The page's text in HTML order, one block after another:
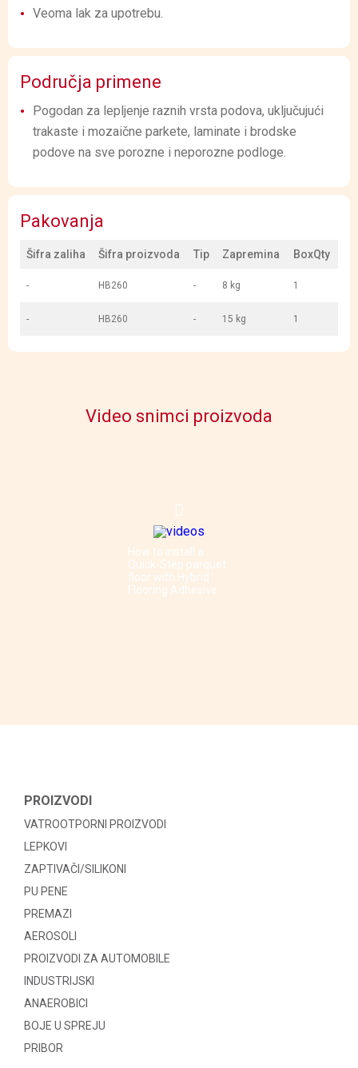
Veoma lak za upotrebu.
Područja primene
Pogodan za lepljenje raznih vrsta podova, uključujući
trakaste i mozaične parkete, laminate i brodske
podove na sve porozne i neporozne podloge.
Pakovanja
Šifra zaliha Šifra proizvoda Tip Zapremina BoxQty
- HB260 - 8 kg 1
- HB260 - 15 kg 1
Video snimci proizvoda
How to install a
Quick-Step parquet
floor with Hybrid
Flooring Adhesive
PROIZVODI
VATROOTPORNI PROIZVODI
LEPKOVI
ZAPTIVAČI/SILIKONI
PU PENE
PREMAZI
AEROSOLI
PROIZVODI ZA AUTOMOBILE
INDUSTRIJSKI
ANAEROBICI
BOJE U SPREJU
PRIBOR